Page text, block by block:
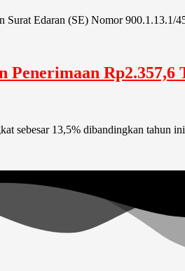
Edaran (SE) Nomor 900.1.13.1/
Rp2.357,6
sebesar 13,5% dibandingkan tahun